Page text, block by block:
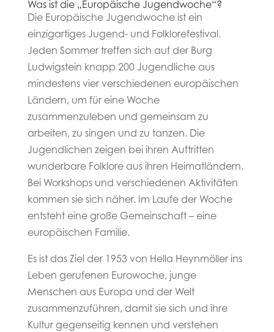
Was ist die „Europäische Jugendwoche“?
Die Europäische Jugendwoche ist ein
einzigartiges Jugend- und Folklorefestival.
Jeden Sommer treffen sich auf der Burg
Ludwigstein knapp 200 Jugendliche aus
mindestens vier verschiedenen europäischen
Ländern, um für eine Woche
zusammenzuleben und gemeinsam zu
arbeiten, zu singen und zu tanzen. Die
Jugendlichen zeigen bei ihren Auftritten
wunderbare Folklore aus ihren Heimatländern.
Bei Workshops und verschiedenen Aktivitäten
kommen sie sich näher. Im Laufe der Woche
entsteht eine große Gemeinschaft – eine
europäischen Familie.
Es ist das Ziel der 1953 von Hella Heynmöller ins
Leben gerufenen Eurowoche, junge
Menschen aus Europa und der Welt
zusammenzuführen, damit sie sich und ihre
Kultur gegenseitig kennen und verstehen